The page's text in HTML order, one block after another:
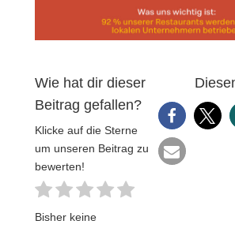
Wie hat dir dieser
Beitrag gefallen?
Klicke auf die Sterne
um unseren Beitrag zu
bewerten!
Bisher keine